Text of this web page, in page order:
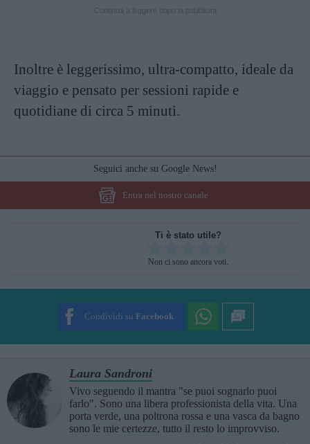
Inoltre è leggerissimo, ultra-compatto, ideale da
viaggio e pensato per sessioni rapide e
quotidiane di circa 5 minuti.
Seguici anche su Google News!
Entra nel nostro canale
Ti è stato utile?
Non ci sono ancora voti.
Condividi su Facebook
Laura Sandroni
Vivo seguendo il mantra "se puoi sognarlo puoi
farlo". Sono una libera professionista della vita. Una
porta verde, una poltrona rossa e una vasca da bagno
sono le mie certezze, tutto il resto lo improvviso.